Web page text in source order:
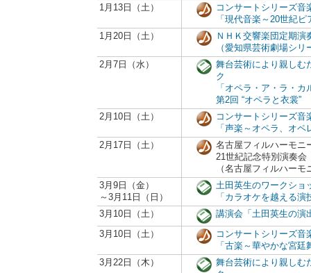
1月13日（土）
コンサートシリーズ音
「現代音楽～20世紀
1月20日（土）
ＮＨＫ交響楽団定期演
（愛知県芸術劇場シリ
2月7日（水）
舞台芸術により親しむ
ク
「オペラ・ア・ラ・カ
第2回 “オペラと衣裳”
2月10日（土）
コンサートシリーズ音
「声楽～オペラ、オ
2月17日（土）
名古屋フィルハーモニ
21世紀記念特別演奏
（名古屋フィルハー
3月9日（金）
～3月11日（日）
土田英生のワークショ
「カラオケを越える演
3月10日（土）
講演会「土田英生の演
3月10日（土）
コンサートシリーズ音
「古楽～華やかな宮
3月22日（木）
舞台芸術により親しむ